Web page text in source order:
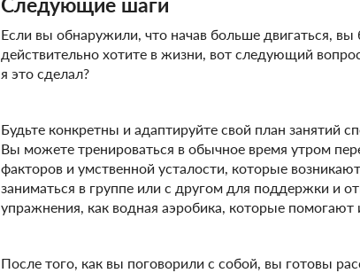
Если вы обнаружили, что начав больше двигаться, вы
действительно хотите в жизни, вот следующий
я это сделал?
Будьте конкретны и адаптируйте свой план занятий
Вы можете тренироваться в обычное время утром
факторов и умственной усталости, которые
заниматься в группе или с другом для поддержки и
упражнения, как водная аэробика, которые помогают
После того, как вы поговорили с собой, вы готовы